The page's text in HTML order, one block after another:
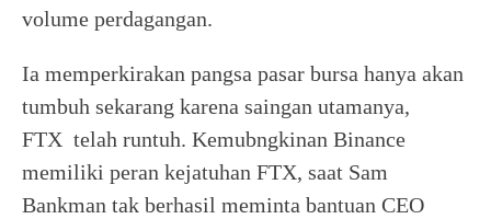
volume perdagangan.
Ia memperkirakan pangsa pasar bursa hanya akan
tumbuh sekarang karena saingan utamanya,
FTX telah runtuh. Kemubngkinan Binance
memiliki peran kejatuhan FTX, saat Sam
Bankman tak berhasil meminta bantuan CEO